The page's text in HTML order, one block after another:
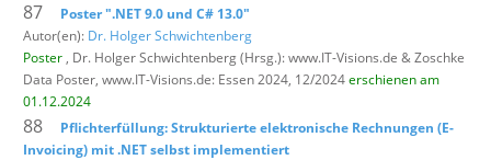
87
Poster ".NET 9.0 und C# 13.0"
Autor(en): Dr. Holger Schwichtenberg
Poster , Dr. Holger Schwichtenberg (Hrsg.): www.IT-Visions.de & Zoschke
Data Poster, www.IT-Visions.de: Essen 2024, 12/2024erschienen am
01.12.2024
88
Pflichterfüllung: Strukturierte elektronische Rechnungen (E-
Invoicing) mit .NET selbst implementiert